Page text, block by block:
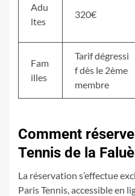
Adu
ltes
320€
Fam
illes
Tarif dégressi
f dès le 2ème
membre
Comment
Tennis de la
La réservation s’effectue
Paris Tennis, accessible en